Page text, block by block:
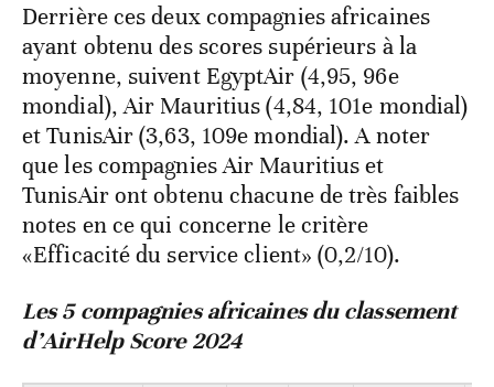
Derrière ces deux compagnies africaines
ayant obtenu des scores supérieurs à la
moyenne, suivent EgyptAir (4,95, 96e
mondial), Air Mauritius (4,84, 101e mondial)
et TunisAir (3,63, 109e mondial). A noter
que les compagnies Air Mauritius et
TunisAir ont obtenu chacune de très faibles
notes en ce qui concerne le critère
«Efficacité du service client» (0,2/10).
Les 5 compagnies africaines du classement
d’AirHelp Score 2024